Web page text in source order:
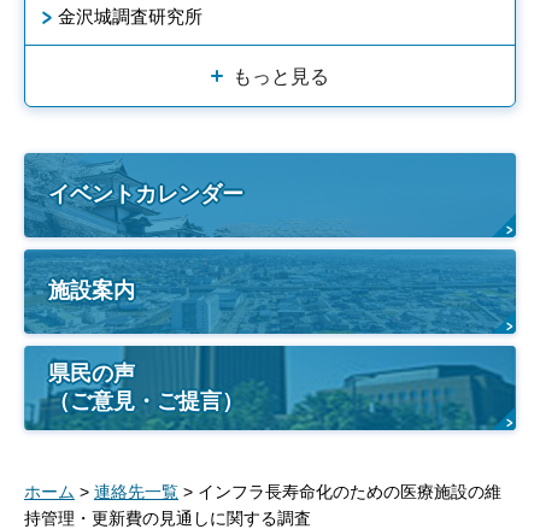
金沢城調査研究所
もっと見る
イベントカレンダー
施設案内
県民の声
（ご意見・ご提言）
ホーム > 連絡先一覧 > インフラ長寿命化のための医療施設の維
持管理・更新費の見通しに関する調査